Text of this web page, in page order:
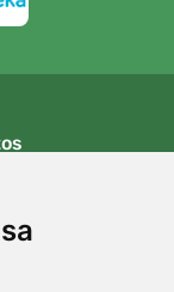
a 80 EUR
em qualquer